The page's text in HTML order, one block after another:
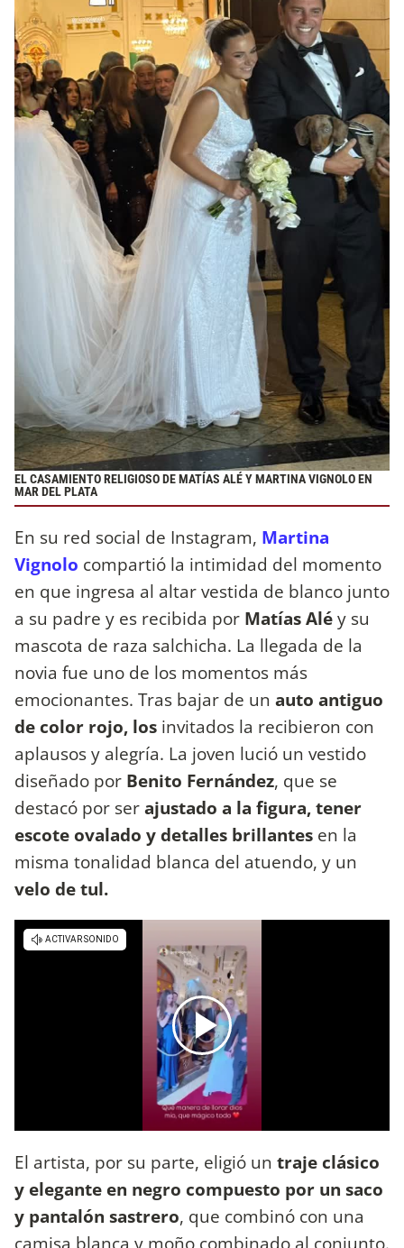
EL CASAMIENTO RELIGIOSO DE MATÍAS ALÉ Y MARTINA VIGNOLO EN
MAR DEL PLATA
En su red social de Instagram, Martina
Vignolo compartió la intimidad del momento
en que ingresa al altar vestida de blanco junto
a su padre y es recibida por Matías Aléy su
mascota de raza salchicha. La llegada de la
novia fue uno de los momentos más
emocionantes. Tras bajar de un auto antiguo
de color rojo, los invitados la recibieron con
aplausos y alegría. La joven lució un vestido
diseñado por Benito Fernández, que se
destacó por serajustado a la figura, tener
escote ovalado y detalles brillantes en la
misma tonalidad blanca del atuendo, y un
velo de tul.
El artista, por su parte, eligió un traje clásico
y elegante en negro compuesto por un saco
y pantalón sastrero, que combinó con una
camisa blanca y moño combinado al conjunto.